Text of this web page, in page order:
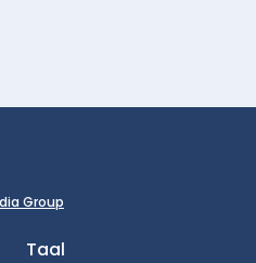
Group
Taal